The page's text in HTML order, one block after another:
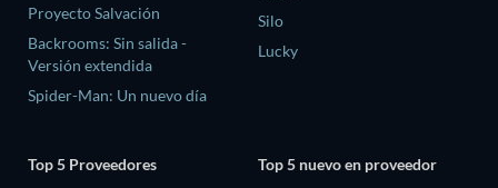
Proyecto Salvación
Backrooms: Sin salida -
Versión extendida
Spider-Man: Un nuevo día
Silo
Lucky
Top 5 Proveedores
Top 5 nuevo en proveedor